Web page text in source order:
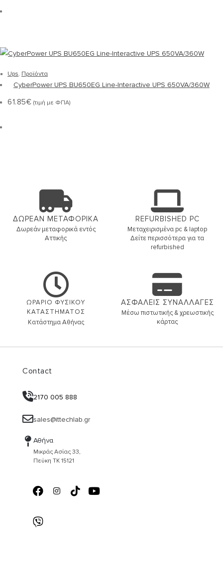
Ups, Προϊόντα
CyberPower UPS BU650EG Line-Interactive UPS 650VA/360W
61.85€ (τιμή με ΦΠΑ)
ΔΩΡΕΑΝ ΜΕΤΑΦΟΡΙΚΑ
Δωρεάν μεταφορικά εντός
Αττικής
REFURBISHED PC
Μεταχειρισμένα pc & laptop
Δείτε περισσότερα για τα
refurbished
ΩΡΑΡΙΟ ΦΥΣΙΚΟΥ
ΚΑΤΑΣΤΗΜΑΤΟΣ
Κατάστημα Αθήνας
ΑΣΦΑΛΕΙΣ ΣΥΝΑΛΛΑΓΕΣ
Μέσω πιστωτικής & χρεωστικής
κάρτας
Contact
2170 005 888
sales@ittechlab.gr
Αθήνα
Μικράς Ασίας 33,
Πεύκη ΤΚ 15121